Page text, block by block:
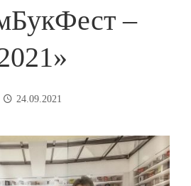
–
24.09.2021